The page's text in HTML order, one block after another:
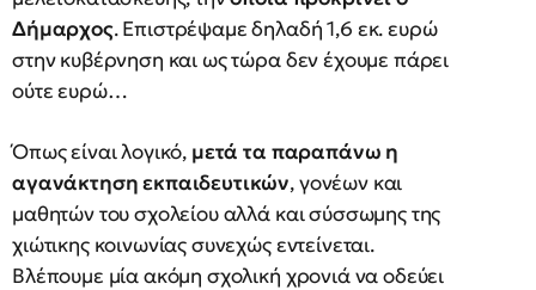
Δήμαρχος. Επιστρέψαμε δηλαδή 1,6 εκ. ευρώ
στην κυβέρνηση και ως τώρα δεν έχουμε πάρει
ούτε ευρώ…
Όπως είναι λογικό, μετά τα παραπάνω η
αγανάκτηση εκπαιδευτικών, γονέων και
μαθητών του σχολείου αλλά και σύσσωμης της
χιώτικης κοινωνίας συνεχώς εντείνεται.
Βλέπουμε μία ακόμη σχολική χρονιά να οδεύει